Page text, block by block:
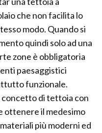
che non facilita lo
modo. Quando si
quindi solo ad una
zone è obbligatoria
paesaggistici
funzionale.
concetto di tettoia con
ottenere il medesimo
più moderni ed